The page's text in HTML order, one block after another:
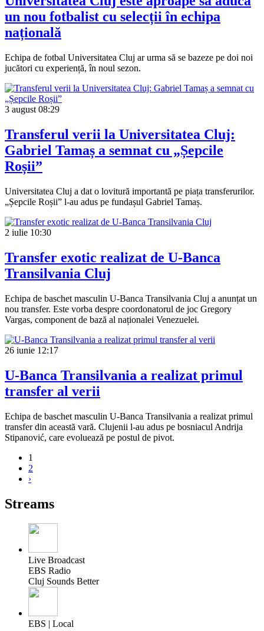
un nou fotbalist cu selecții în echipa
națională
Echipa de fotbal Universitatea Cluj ar urma să se bazeze pe doi noi
jucători cu experiență, în noul sezon.
3 august 08:29
Transferul verii la Universitatea Cluj:
Gabriel Tamaș a semnat cu „Șepcile
Roșii”
Universitatea Cluj a dat o lovitură importantă pe piața transferurilor.
„Șepcile Roșii” l-au adus pe fundașul Gabriel Tamaș.
2 iulie 10:30
Transfer exotic realizat de U-Banca
Transilvania Cluj
Echipa de baschet masculin U-Banca Transilvania Cluj a anunțat un
nou transfer. Este vorba despre coordonatorul de joc Gregory
Vargas, component de bază al naționalei Venezuelei.
26 iunie 12:17
U-Banca Transilvania a realizat primul
transfer al verii
Echipa de baschet masculin U-Banca Transilvania a realizat primul
transfer din această vară. Clujenii l-au adus pe bosniacul Andrija
Stipanović, care evoluează pe postul de pivot.
1
2
›
Streams
Live Broadcast
EBS Radio
Cluj Sounds Better
EBS | Local